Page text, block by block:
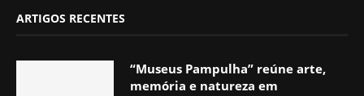
ARTIGOS RECENTES
“Museus Pampulha” reúne arte,
memória e natureza em